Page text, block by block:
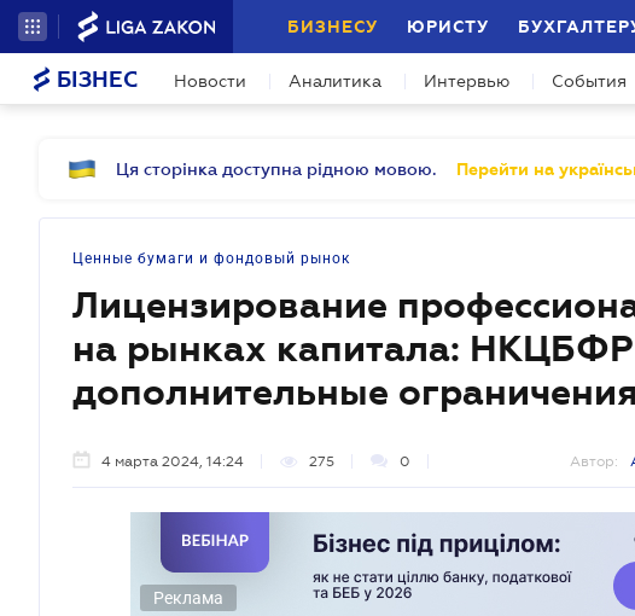
БИЗНЕСУ ЮРИСТУ
БІЗНЕС Новости Аналитика Интервью События
Ця сторінка доступна рідною мовою. Перейти на
Ценные бумаги и фондовый рынок
Лицензирование
на рынках капитала: НКЦБФР
дополнительные ограничения
4 марта 2024, 14:24 275 0 Автор:
Реклама